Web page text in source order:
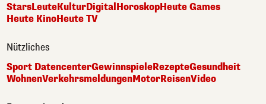
StarsLeuteKulturDigitalHoroskopHeute Games
Heute KinoHeute TV
Nützliches
Sport DatencenterGewinnspieleRezepteGesundheit
WohnenVerkehrsmeldungenMotorReisenVideo